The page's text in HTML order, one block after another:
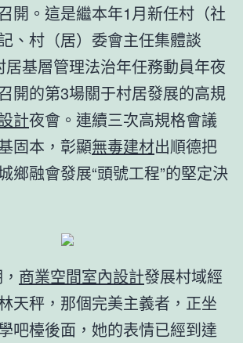
開。這是繼本年1月新任村（社
、村（居）委會主任集體談
基層管理法治年任務動員年夜
開的第3場關于村居發展的高規
計夜會。連續三次高規格會議
固本，彰顯無毒建材出順德把
鄉融會發展“頭號工程”的堅定決
商業空間室內設計發展村域經
天秤，那個完美主義者，正坐
吧檯後面，她的表情已經到達